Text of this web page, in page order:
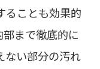
ることも効果的
まで徹底的に
ない部分の汚れ